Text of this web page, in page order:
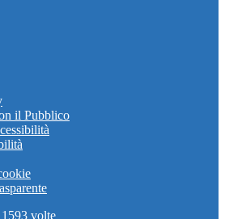
il Pubblico
1593 volte